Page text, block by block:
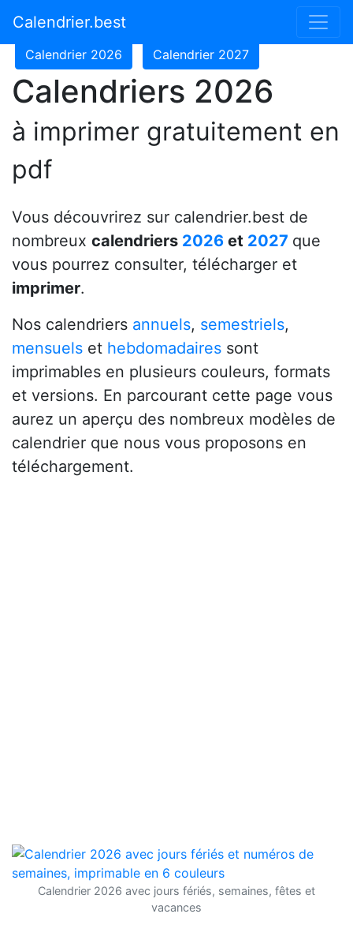
Calendrier.best
Calendrier 2024
Calendrier 2026 Calendrier 2027
Calendriers 2026
à imprimer gratuitement en
pdf
Vous découvrirez sur calendrier.best de
nombreux calendriers 2026 et 2027 que
vous pourrez consulter, télécharger et
imprimer.
Nos calendriers annuels, semestriels,
mensuels et hebdomadaires sont
imprimables en plusieurs couleurs, formats
et versions. En parcourant cette page vous
aurez un aperçu des nombreux modèles de
calendrier que nous vous proposons en
téléchargement.
Calendrier 2026 avec jours fériés, semaines, fêtes et
vacances